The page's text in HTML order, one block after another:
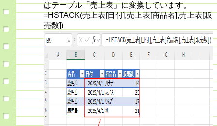
はテーブル「売上表」に変換しています。
=HSTACK(売上表[日付],売上表[商品名],売上表[販
売数])